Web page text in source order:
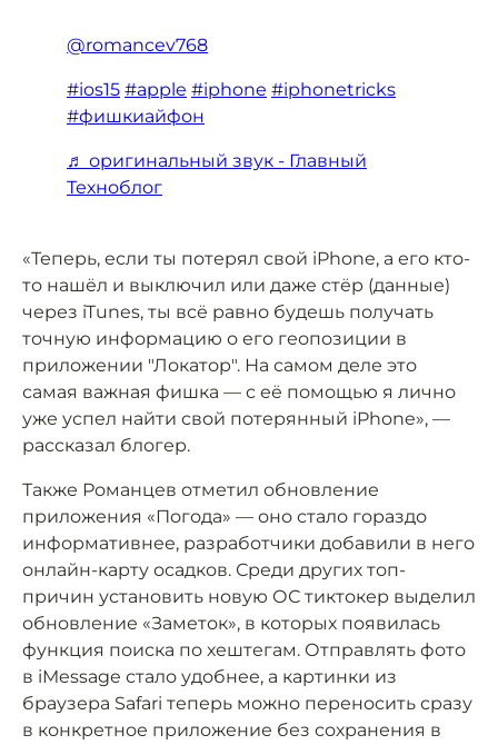
@romancev768
#ios15 #apple #iphone #iphonetricks
#фишкиайфон
♬ оригинальный звук - Главный
Техноблог
«Теперь, если ты потерял свой iPhone, а его кто-
то нашёл и выключил или даже стёр (данные)
через iTunes, ты всё равно будешь получать
точную информацию о его геопозиции в
приложении "Локатор". На самом деле это
самая важная фишка — с её помощью я лично
уже успел найти свой потерянный iPhone», —
рассказал блогер.
Также Романцев отметил обновление
приложения «Погода» — оно стало гораздо
информативнее, разработчики добавили в него
онлайн-карту осадков. Среди других топ-
причин установить новую ОС тиктокер выделил
обновление «Заметок», в которых появилась
функция поиска по хештегам. Отправлять фото
в iMessage стало удобнее, а картинки из
браузера Safari теперь можно переносить сразу
в конкретное приложение без сохранения в